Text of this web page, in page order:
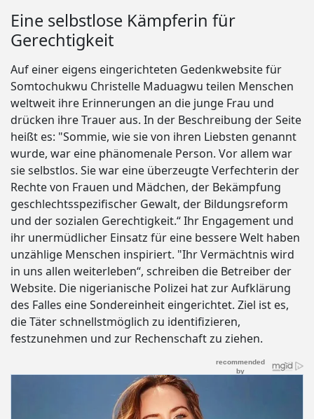
Eine selbstlose Kämpferin für
Gerechtigkeit
Auf einer eigens eingerichteten Gedenkwebsite für
Somtochukwu Christelle Maduagwu teilen Menschen
weltweit ihre Erinnerungen an die junge Frau und
drücken ihre Trauer aus. In der Beschreibung der Seite
heißt es: "Sommie, wie sie von ihren Liebsten genannt
wurde, war eine phänomenale Person. Vor allem war
sie selbstlos. Sie war eine überzeugte Verfechterin der
Rechte von Frauen und Mädchen, der Bekämpfung
geschlechtsspezifischer Gewalt, der Bildungsreform
und der sozialen Gerechtigkeit.“ Ihr Engagement und
ihr unermüdlicher Einsatz für eine bessere Welt haben
unzählige Menschen inspiriert. "Ihr Vermächtnis wird
in uns allen weiterleben“, schreiben die Betreiber der
Website. Die nigerianische Polizei hat zur Aufklärung
des Falles eine Sondereinheit eingerichtet. Ziel ist es,
die Täter schnellstmöglich zu identifizieren,
festzunehmen und zur Rechenschaft zu ziehen.